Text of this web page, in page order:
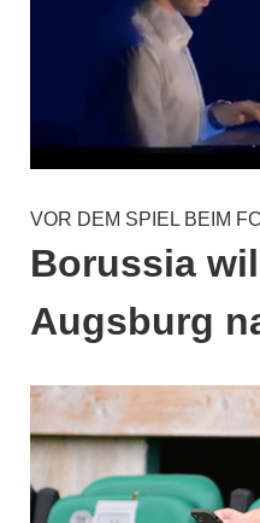
VOR DEM SPIEL BEIM
Borussia
Augsburg